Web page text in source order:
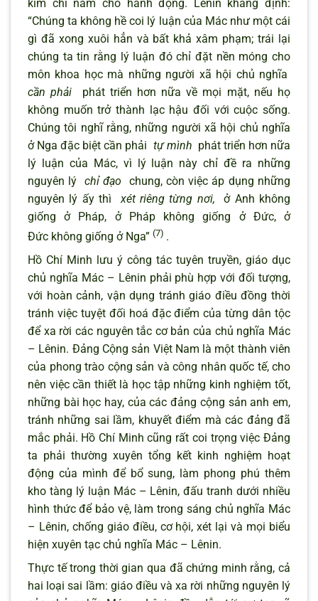
kim chỉ nam cho hành động. Lênin khẳng định:
“Chúng ta không hề coi lý luận của Mác như một cái
gì đã xong xuôi hẳn và bất khả xâm phạm; trái lại
chúng ta tin rằng lý luận đó chỉ đặt nền móng cho
môn khoa học mà những người xã hội chủ nghĩa
cần phải
phát triển hơn nữa về mọi mặt, nếu họ
không muốn trở thành lạc hậu đối với cuộc sống.
Chúng tôi nghĩ rằng, những người xã hội chủ nghĩa
ở Nga đặc biệt cần phải tự mình phát triển hơn nữa
lý luận của Mác, vì lý luận này chỉ đề ra những
nguyên lý chỉ đạo
chung, còn việc áp dụng những
nguyên lý ấy thìxét riêng từng nơi,
ở Anh không
giống ở Pháp, ở Pháp không giống ở Đức, ở
Đức không giống ở Nga” (7) .
Hồ Chí Minh lưu ý công tác tuyên truyền, giáo dục
chủ nghĩa Mác – Lênin phải phù hợp với đối tượng,
với hoàn cảnh, vận dụng tránh giáo điều đồng thời
tránh việc tuyệt đối hoá đặc điểm của từng dân tộc
để xa rời các nguyên tắc cơ bản của chủ nghĩa Mác
– Lênin. Đảng Cộng sản Việt Nam là một thành viên
của phong trào cộng sản và công nhân quốc tế, cho
nên việc cần thiết là học tập những kinh nghiệm tốt,
những bài học hay, của các đảng cộng sản anh em,
tránh những sai lầm, khuyết điểm mà các đảng đã
mắc phải. Hồ Chí Minh cũng rất coi trọng việc Đảng
ta phải thường xuyên tổng kết kinh nghiệm hoạt
động của mình để bổ sung, làm phong phú thêm
kho tàng lý luận Mác – Lênin, đấu tranh dưới nhiều
hình thức để bảo vệ, làm trong sáng chủ nghĩa Mác
– Lênin, chống giáo điều, cơ hội, xét lại và mọi biểu
hiện xuyên tạc chủ nghĩa Mác – Lênin.
Thực tế trong thời gian qua đã chứng minh rằng, cả
hai loại sai lầm: giáo điều và xa rời những nguyên lý